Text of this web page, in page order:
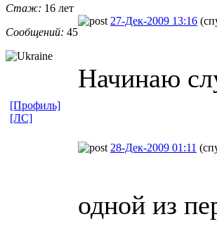
Стаж: 16 лет
Сообщений: 45
27-Дек-2009 13:16
Начинаю
[Профиль]
[ЛС]
28-Дек-2009 01:11
одной из